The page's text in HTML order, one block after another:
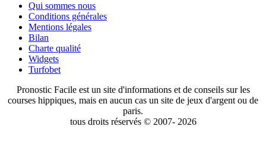
Qui sommes nous
Conditions générales
Mentions légales
Bilan
Charte qualité
Widgets
Turfobet
Pronostic Facile est un site d'informations et de conseils sur les
courses hippiques, mais en aucun cas un site de jeux d'argent ou de
paris.
tous droits réservés © 2007- 2026